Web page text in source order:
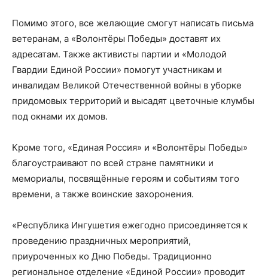
Помимо этого, все желающие смогут написать письма
ветеранам, а «Волонтёры Победы» доставят их
адресатам. Также активисты партии и «Молодой
Гвардии Единой России» помогут участникам и
инвалидам Великой Отечественной войны в уборке
придомовых территорий и высадят цветочные клумбы
под окнами их домов.
Кроме того, «Единая Россия» и «Волонтёры Победы»
благоустраивают по всей стране памятники и
мемориалы, посвящённые героям и событиям того
времени, а также воинские захоронения.
«Республика Ингушетия ежегодно присоединяется к
проведению праздничных мероприятий,
приуроченных ко Дню Победы. Традиционно
региональное отделение «Единой России» проводит